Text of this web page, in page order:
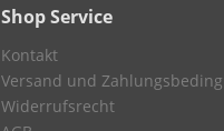
Shop Service
Kontakt
Versand und
Widerrufsrecht